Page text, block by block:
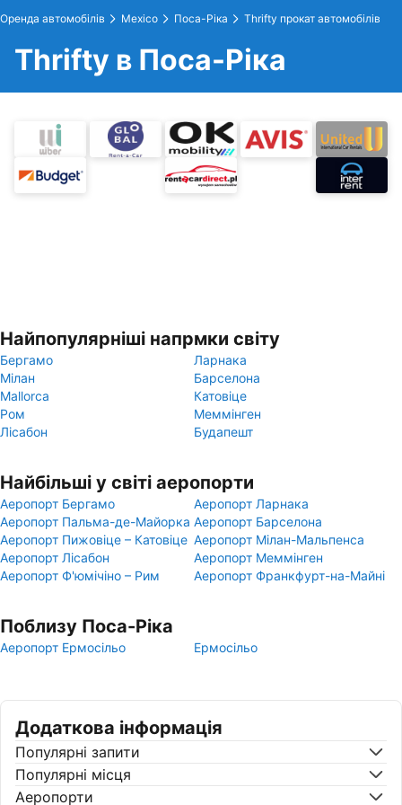
Оренда автомобілів Mexico Поса-Ріка Thrifty прокат автомобілів
Thrifty в Поса-Ріка
Найпопулярніші напрмки світу
Бергамо
Ларнака
Мілан
Барселона
Mallorca
Катовіце
Ром
Меммінген
Лісабон
Будапешт
Найбільші у світі аеропорти
Аеропорт Бергамо
Аеропорт Ларнака
Аеропорт Пальма-де-Майорка Аеропорт Барселона
Аеропорт Пижовіце – Катовіце Аеропорт Мілан-Мальпенса
Аеропорт Лісабон
Аеропорт Меммінген
Аеропорт Ф'юмічіно – Рим
Аеропорт Франкфурт-на-Майні
Поблизу Поса-Ріка
Аеропорт Ермосільо Ермосільо
Додаткова інформація
Популярні запити
Популярні місця
Аеропорти